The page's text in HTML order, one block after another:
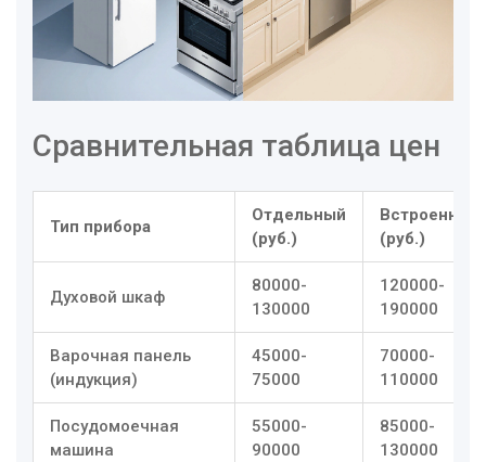
Сравнительная таблица цен
Тип прибора
Отдельный
(руб.)
Встроенный
(руб.)
Духовой шкаф
80000-
130000
120000-
190000
Варочная панель
(индукция)
45000-
75000
70000-
110000
Посудомоечная
машина
55000-
90000
85000-
130000